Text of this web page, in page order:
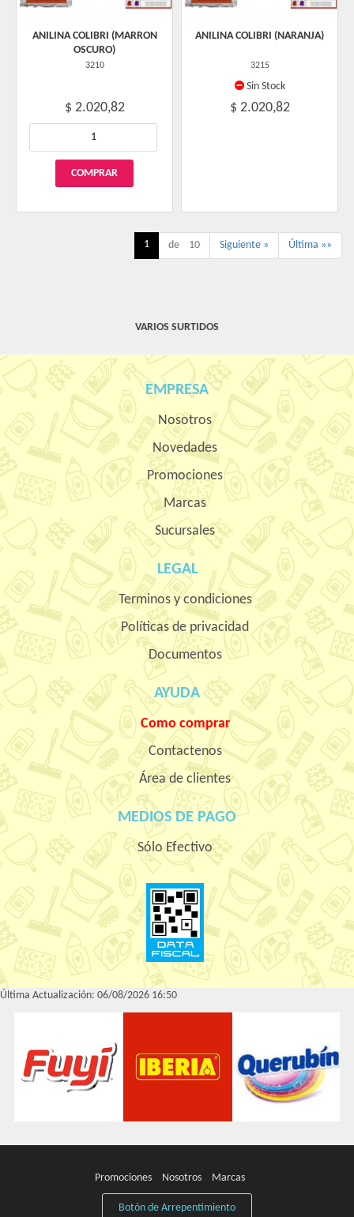
ANILINA COLIBRI (MARRON
OSCURO)
3210
$ 2.020,82
ANILINA COLIBRI (NARANJA)
3215
Sin Stock
$ 2.020,82
1 de 10 Siguiente » Última »»
VARIOS SURTIDOS
EMPRESA
Nosotros
Novedades
Promociones
Marcas
Sucursales
LEGAL
Terminos y condiciones
Políticas de privacidad
Documentos
AYUDA
Como comprar
Contactenos
Área de clientes
MEDIOS DE PAGO
Sólo Efectivo
Última Actualización: 06/08/2026 16:50
Promociones Nosotros Marcas
Botón de Arrepentimiento